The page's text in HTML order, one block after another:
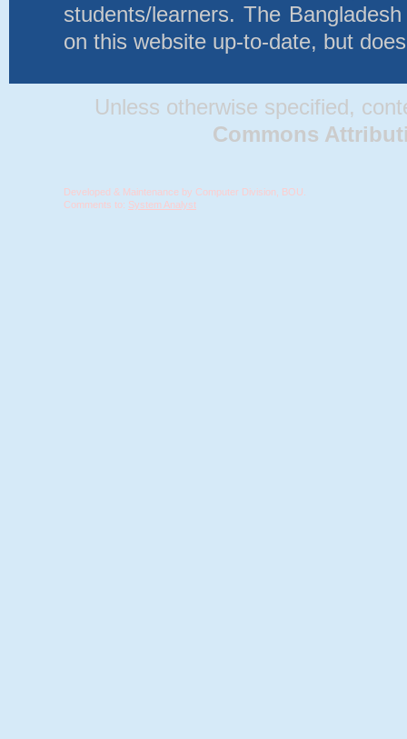
students/learners. The
on this website up-to-date, but
Unless otherwise specified,
Commons
Developed & Maintenance by Computer Division, BOU.
Comments to: System Analyst